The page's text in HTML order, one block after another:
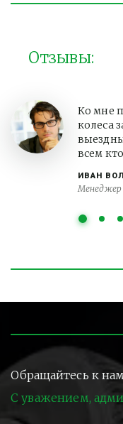
Отзывы:
ИВАН
Ко мне
колеса
всем
Обращайтесь к
С уважением,